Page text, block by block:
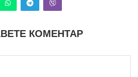
КОМЕНТАР